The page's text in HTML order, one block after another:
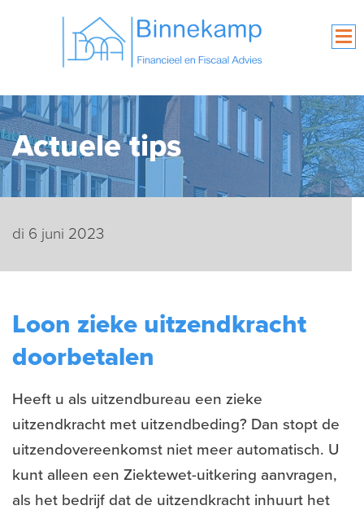
Actuele tips
di 6 juni 2023
Loon zieke uitzendkracht
doorbetalen
Heeft u als uitzendbureau een zieke
uitzendkracht met uitzendbeding? Dan stopt de
uitzendovereenkomst niet meer automatisch. U
kunt alleen een Ziektewet-uitkering aanvragen,
als het bedrijf dat de uitzendkracht inhuurt het